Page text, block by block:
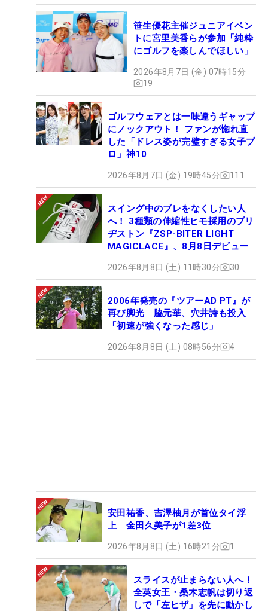
笹生優花主催ジュニアイベン
トに宮里美香らが参加「純粋
にゴルフを楽しんでほしい」
2026年8月7日 (金) 07時15分
19
ゴルフウェアとは一味違うギャップ
にノックアウト！ ファンが惚れ直
した「ドレス姿が完璧すぎる女子プ
ロ」神10
2026年8月7日 (金) 19時45分 111
スイング中のブレをなくしたい人
へ！ 3種類の伸縮性ヒモ採用のブリ
ヂストン『ZSP-BITER LIGHT
MAGICLACE』、8月8日デビュー
2026年8月8日 (土) 11時30分 30
2006年発売の『ツアーAD PT』が
再び脚光 脇元華、穴井詩も投入
「初速が強くなった感じ」
2026年8月8日 (土) 08時56分 4
安田祐香、吉澤柚月が首位タイ浮
上 金田久美子が1差3位
2026年8月8日 (土) 16時21分 1
スライスが止まらない人へ！
全英女王・桑木志帆は切り返
しで「左ヒザ」を先に動かし